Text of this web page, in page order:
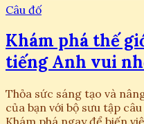
Câu đố
Khám phá thế
tiếng Anh vui
Thỏa sức sáng tạo và
của bạn với bộ sưu tập